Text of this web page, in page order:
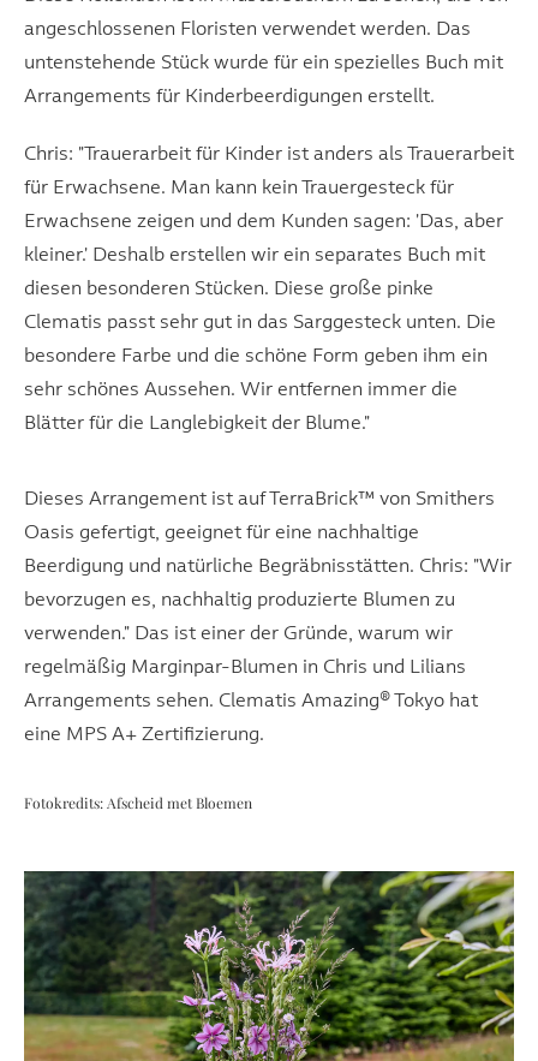
angeschlossenen Floristen verwendet werden. Das
untenstehende Stück wurde für ein spezielles Buch mit
Arrangements für Kinderbeerdigungen erstellt.
Chris: "Trauerarbeit für Kinder ist anders als Trauerarbeit
für Erwachsene. Man kann kein Trauergesteck für
Erwachsene zeigen und dem Kunden sagen: 'Das, aber
kleiner.' Deshalb erstellen wir ein separates Buch mit
diesen besonderen Stücken. Diese große pinke
Clematis passt sehr gut in das Sarggesteck unten. Die
besondere Farbe und die schöne Form geben ihm ein
sehr schönes Aussehen. Wir entfernen immer die
Blätter für die Langlebigkeit der Blume."
Dieses Arrangement ist auf TerraBrick™ von Smithers
Oasis gefertigt, geeignet für eine nachhaltige
Beerdigung und natürliche Begräbnisstätten. Chris: "Wir
bevorzugen es, nachhaltig produzierte Blumen zu
verwenden." Das ist einer der Gründe, warum wir
regelmäßig Marginpar-Blumen in Chris und Lilians
Arrangements sehen. Clematis Amazing® Tokyo hat
eine MPS A+ Zertifizierung.
Fotokredits: Afscheid met Bloemen